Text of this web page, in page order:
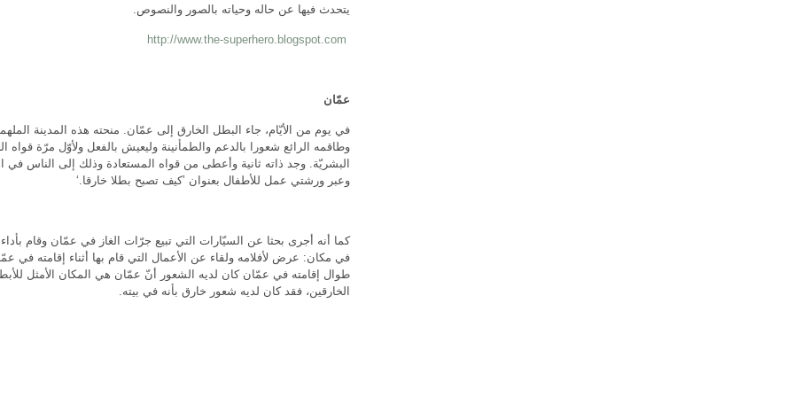
يتحدث فيها عن حاله وحياته بالصور والنصوص.
http://www.the-superhero.blogspot.com
عمّان
في يوم من الأيّام، جاء البطل الخارق إلى عمّان. منحته هذه المدينة
وطاقمه الرائع شعورا بالدعم والطمأنينة وليعيش بالفعل ولأوّل مرّة قواه
البشريّة. وجد ذاته ثانية وأعطى من قواه المستعادة وذلك إلى الناس في
وعبر ورشتي عمل للأطفال بعنوان ’كيف تصبح بطلا خارقا.‘
كما أنه أجرى بحثا عن السيّارات التي تبيع جرّات الغاز في عمّان وقام
في مكان: عرض لأفلامه ولقاء عن الأعمال التي قام بها أثناء إقامته في
طوال إقامته في عمّان كان لديه الشعور أنّ عمّان هي المكان الأمثل
الخارقين، فقد كان لديه شعور خارق بأنه في بيته.